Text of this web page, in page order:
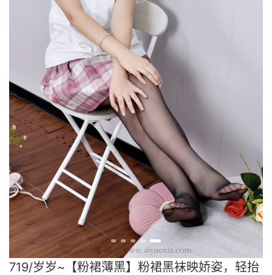
719/岁岁~【粉裙薄黑】粉裙黑袜映娇姿，轻抬